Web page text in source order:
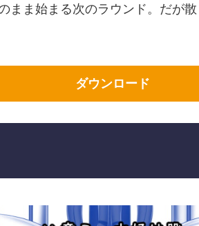
まま始まる次のラウンド。だが
ダウンロード